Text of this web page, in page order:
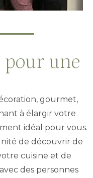
pour une
gourmet,
à élargir votre
idéal pour vous.
de découvrir de
cuisine et de
des personnes